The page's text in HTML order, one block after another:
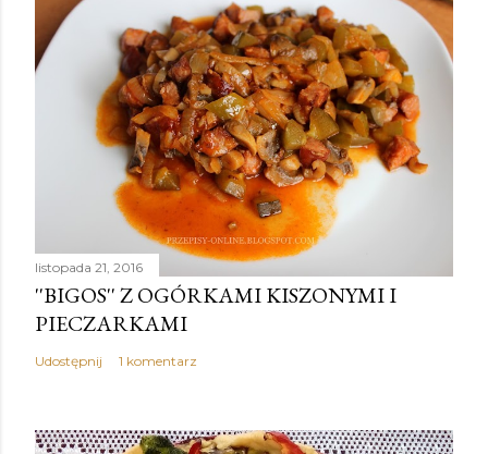
listopada 21, 2016
''BIGOS'' Z OGÓRKAMI KISZONYMI I
PIECZARKAMI
Udostępnij 1 komentarz